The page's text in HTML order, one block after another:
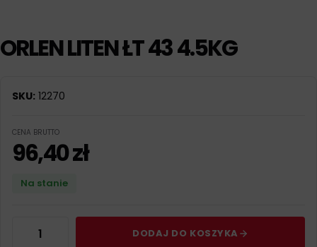
ORLEN LITEN ŁT 43 4.5KG
SKU: 12270
CENA BRUTTO
96,40zł
Na stanie
DODAJ DO KOSZYKA